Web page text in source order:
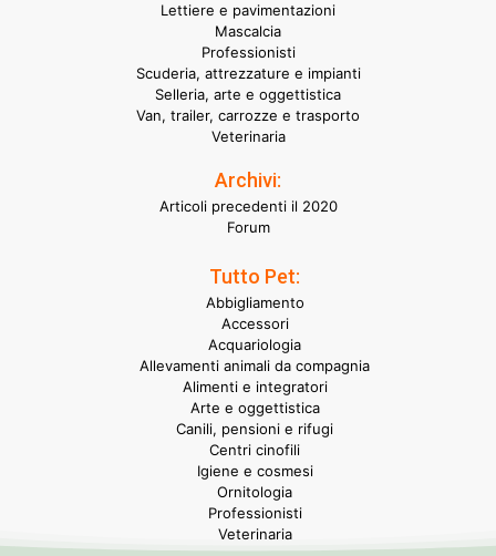
Lettiere e pavimentazioni
Mascalcia
Professionisti
Scuderia, attrezzature e impianti
Selleria, arte e oggettistica
Van, trailer, carrozze e trasporto
Veterinaria
Archivi:
Articoli precedenti il 2020
Forum
Tutto Pet:
Abbigliamento
Accessori
Acquariologia
Allevamenti animali da compagnia
Alimenti e integratori
Arte e oggettistica
Canili, pensioni e rifugi
Centri cinofili
Igiene e cosmesi
Ornitologia
Professionisti
Veterinaria